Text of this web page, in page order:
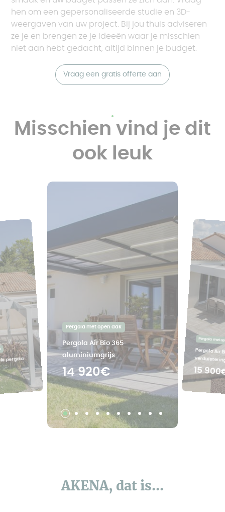
hen om een gepersonaliseerde studie en 3D-
weergaven van uw project. Bij jou thuis adviseren
ze je en brengen ze je ideeën waar je misschien
niet aan hebt gedacht, altijd binnen je budget.
Vraag een gratis offerte aan
Misschien vind je dit
ook leuk
pergola
14 920€
Pergola Air Bio 365
aluminiumgrijs
Pergola met open dak
15
Pergola Air
Pergola met
AKENA, dat is...